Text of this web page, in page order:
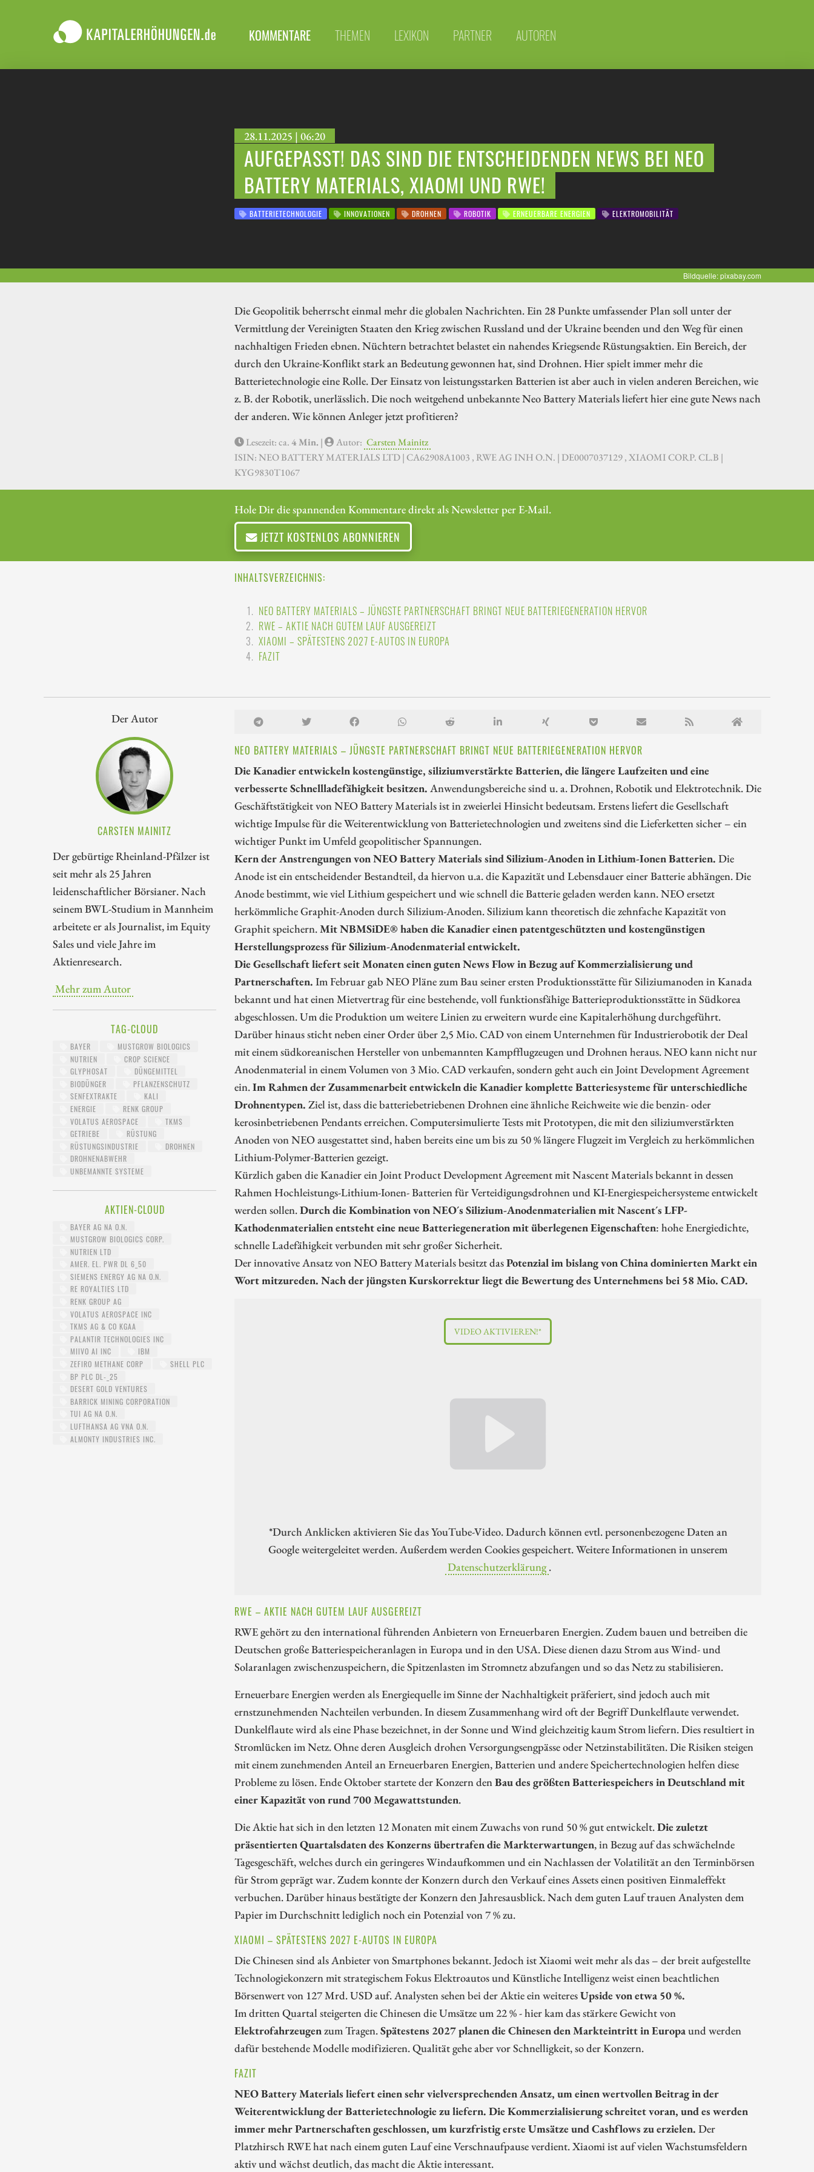
KOMMENTARE THEMEN LEXIKON PARTNER AUTOREN
28.11.2025 | 06:20
AUFGEPASST! DAS SIND DIE ENTSCHEIDENDEN NEWS BEI NEO
BATTERY MATERIALS, XIAOMI UND RWE!
BATTERIETECHNOLOGIE INNOVATIONEN DROHNEN ROBOTIK ERNEUERBARE ENERGIEN ELEKTROMOBILITÄT
Bildquelle: pixabay.com
Die Geopolitik beherrscht einmal mehr die globalen Nachrichten. Ein 28 Punkte umfassender Plan soll unter der
Vermittlung der Vereinigten Staaten den Krieg zwischen Russland und der Ukraine beenden und den Weg für einen
nachhaltigen Frieden ebnen. Nüchtern betrachtet belastet ein nahendes Kriegsende Rüstungsaktien. Ein Bereich, der
durch den Ukraine-Konflikt stark an Bedeutung gewonnen hat, sind Drohnen. Hier spielt immer mehr die
Batterietechnologie eine Rolle. Der Einsatz von leistungsstarken Batterien ist aber auch in vielen anderen Bereichen, wie
z. B. der Robotik, unerlässlich. Die noch weitgehend unbekannte Neo Battery Materials liefert hier eine gute News nach
der anderen. Wie können Anleger jetzt profitieren?
Lesezeit: ca.4 Min. | Autor: Carsten Mainitz
ISIN: NEO BATTERY MATERIALS LTD | CA62908A1003 , RWE AG INH O.N. | DE0007037129 , XIAOMI CORP. CL.B |
KYG9830T1067
Hole Dir die spannenden Kommentare direkt als Newsletter per E-Mail.
JETZT KOSTENLOS ABONNIEREN
INHALTSVERZEICHNIS:
NEO BATTERY MATERIALS – JÜNGSTE PARTNERSCHAFT BRINGT NEUE BATTERIEGENERATION HERVOR
RWE – AKTIE NACH GUTEM LAUF AUSGEREIZT
XIAOMI – SPÄTESTENS 2027 E-AUTOS IN EUROPA
FAZIT
Der Autor
CARSTEN MAINITZ
Der gebürtige Rheinland-Pfälzer ist
seit mehr als 25 Jahren
leidenschaftlicher Börsianer. Nach
seinem BWL-Studium in Mannheim
arbeitete er als Journalist, im Equity
Sales und viele Jahre im
Aktienresearch.
Mehr zum Autor
TAG-CLOUD
BAYER
MUSTGROW BIOLOGICS
NUTRIEN
CROP SCIENCE
GLYPHOSAT
DÜNGEMITTEL
BIODÜNGER
PFLANZENSCHUTZ
SENFEXTRAKTE
KALI
ENERGIE
RENK GROUP
VOLATUS AEROSPACE
TKMS
GETRIEBE
RÜSTUNG
RÜSTUNGSINDUSTRIE
DROHNEN
DROHNENABWEHR
UNBEMANNTE SYSTEME
AKTIEN-CLOUD
BAYER AG NA O.N.
MUSTGROW BIOLOGICS CORP.
NUTRIEN LTD
AMER. EL. PWR DL 6_50
SIEMENS ENERGY AG NA O.N.
RE ROYALTIES LTD
RENK GROUP AG
VOLATUS AEROSPACE INC
TKMS AG & CO KGAA
PALANTIR TECHNOLOGIES INC
MIIVO AI INC
IBM
ZEFIRO METHANE CORP
SHELL PLC
BP PLC DL-_25
DESERT GOLD VENTURES
BARRICK MINING CORPORATION
TUI AG NA O.N.
LUFTHANSA AG VNA O.N.
ALMONTY INDUSTRIES INC.
NEO BATTERY MATERIALS – JÜNGSTE PARTNERSCHAFT BRINGT NEUE BATTERIEGENERATION HERVOR
Die Kanadier entwickeln kostengünstige, siliziumverstärkte Batterien, die längere Laufzeiten und eine
verbesserte Schnellladefähigkeit besitzen. Anwendungsbereiche sind u. a. Drohnen, Robotik und Elektrotechnik. Die
Geschäftstätigkeit von NEO Battery Materials ist in zweierlei Hinsicht bedeutsam. Erstens liefert die Gesellschaft
wichtige Impulse für die Weiterentwicklung von Batterietechnologien und zweitens sind die Lieferketten sicher – ein
wichtiger Punkt im Umfeld geopolitischer Spannungen.
Kern der Anstrengungen von NEO Battery Materials sind Silizium-Anoden in Lithium-Ionen Batterien. Die
Anode ist ein entscheidender Bestandteil, da hiervon u.a. die Kapazität und Lebensdauer einer Batterie abhängen. Die
Anode bestimmt, wie viel Lithium gespeichert und wie schnell die Batterie geladen werden kann. NEO ersetzt
herkömmliche Graphit-Anoden durch Silizium-Anoden. Silizium kann theoretisch die zehnfache Kapazität von
Graphit speichern.Mit NBMSiDE® haben die Kanadier einen patentgeschützten und kostengünstigen
Herstellungsprozess für Silizium-Anodenmaterial entwickelt.
Die Gesellschaft liefert seit Monaten einen guten News Flow in Bezug auf Kommerzialisierung und
Partnerschaften. Im Februar gab NEO Pläne zum Bau seiner ersten Produktionsstätte für Siliziumanoden in Kanada
bekannt und hat einen Mietvertrag für eine bestehende, voll funktionsfähige Batterieproduktionsstätte in Südkorea
abgeschlossen. Um die Produktion um weitere Linien zu erweitern wurde eine Kapitalerhöhung durchgeführt.
Darüber hinaus sticht neben einer Order über 2,5 Mio. CAD von einem Unternehmen für Industrierobotik der Deal
mit einem südkoreanischen Hersteller von unbemannten Kampfflugzeugen und Drohnen heraus. NEO kann nicht nur
Anodenmaterial in einem Volumen von 3 Mio. CAD verkaufen, sondern geht auch ein Joint Development Agreement
ein.Im Rahmen der Zusammenarbeit entwickeln die Kanadier komplette Batteriesysteme für unterschiedliche
Drohnentypen. Ziel ist, dass die batteriebetriebenen Drohnen eine ähnliche Reichweite wie die benzin- oder
kerosinbetriebenen Pendants erreichen. Computersimulierte Tests mit Prototypen, die mit den siliziumverstärkten
Anoden von NEO ausgestattet sind, haben bereits eine um bis zu 50 % längere Flugzeit im Vergleich zu herkömmlichen
Lithium-Polymer-Batterien gezeigt.
Kürzlich gaben die Kanadier ein Joint Product Development Agreement mit Nascent Materials bekannt in dessen
Rahmen Hochleistungs-Lithium-Ionen- Batterien für Verteidigungsdrohnen und KI-Energiespeichersysteme entwickelt
werden sollen.Durch die Kombination von NEO´s Silizium-Anodenmaterialien mit Nascent´s LFP-
Kathodenmaterialien entsteht eine neue Batteriegeneration mit überlegenen Eigenschaften: hohe Energiedichte,
schnelle Ladefähigkeit verbunden mit sehr großer Sicherheit.
Der innovative Ansatz von NEO Battery Materials besitzt dasPotenzial im bislang von China dominierten Markt ein
Wort mitzureden. Nach der jüngsten Kurskorrektur liegt die Bewertung des Unternehmens bei 58 Mio. CAD.
VIDEO AKTIVIEREN!*
*Durch Anklicken aktivieren Sie das YouTube-Video. Dadurch können evtl. personenbezogene Daten an
Google weitergeleitet werden. Außerdem werden Cookies gespeichert. Weitere Informationen in unserem
Datenschutzerklärung .
RWE – AKTIE NACH GUTEM LAUF AUSGEREIZT
RWE gehört zu den international führenden Anbietern von Erneuerbaren Energien. Zudem bauen und betreiben die
Deutschen große Batteriespeicheranlagen in Europa und in den USA. Diese dienen dazu Strom aus Wind- und
Solaranlagen zwischenzuspeichern, die Spitzenlasten im Stromnetz abzufangen und so das Netz zu stabilisieren.
Erneuerbare Energien werden als Energiequelle im Sinne der Nachhaltigkeit präferiert, sind jedoch auch mit
ernstzunehmenden Nachteilen verbunden. In diesem Zusammenhang wird oft der Begriff Dunkelflaute verwendet.
Dunkelflaute wird als eine Phase bezeichnet, in der Sonne und Wind gleichzeitig kaum Strom liefern. Dies resultiert in
Stromlücken im Netz. Ohne deren Ausgleich drohen Versorgungsengpässe oder Netzinstabilitäten. Die Risiken steigen
mit einem zunehmenden Anteil an Erneuerbaren Energien, Batterien und andere Speichertechnologien helfen diese
Probleme zu lösen. Ende Oktober startete der Konzern denBau des größten Batteriespeichers in Deutschland mit
einer Kapazität von rund 700 Megawattstunden.
Die Aktie hat sich in den letzten 12 Monaten mit einem Zuwachs von rund 50 % gut entwickelt.Die zuletzt
präsentierten Quartalsdaten des Konzerns übertrafen die Markterwartungen, in Bezug auf das schwächelnde
Tagesgeschäft, welches durch ein geringeres Windaufkommen und ein Nachlassen der Volatilität an den Terminbörsen
für Strom geprägt war. Zudem konnte der Konzern durch den Verkauf eines Assets einen positiven Einmaleffekt
verbuchen. Darüber hinaus bestätigte der Konzern den Jahresausblick. Nach dem guten Lauf trauen Analysten dem
Papier im Durchschnitt lediglich noch ein Potenzial von 7 % zu.
XIAOMI – SPÄTESTENS 2027 E-AUTOS IN EUROPA
Die Chinesen sind als Anbieter von Smartphones bekannt. Jedoch ist Xiaomi weit mehr als das – der breit aufgestellte
Technologiekonzern mit strategischem Fokus Elektroautos und Künstliche Intelligenz weist einen beachtlichen
Börsenwert von 127 Mrd. USD auf. Analysten sehen bei der Aktie ein weiteresUpside von etwa 50 %.
Im dritten Quartal steigerten die Chinesen die Umsätze um 22 % - hier kam das stärkere Gewicht von
Elektrofahrzeugenzum Tragen.Spätestens 2027 planen die Chinesen den Markteintritt in Europaund werden
dafür bestehende Modelle modifizieren. Qualität gehe aber vor Schnelligkeit, so der Konzern.
FAZIT
NEO Battery Materials liefert einen sehr vielversprechenden Ansatz, um einen wertvollen Beitrag in der
Weiterentwicklung der Batterietechnologie zu liefern. Die Kommerzialisierung schreitet voran, und es werden
immer mehr Partnerschaften geschlossen, um kurzfristig erste Umsätze und Cashflows zu erzielen. Der
Platzhirsch RWE hat nach einem guten Lauf eine Verschnaufpause verdient. Xiaomi ist auf vielen Wachstumsfeldern
aktiv und wächst deutlich, das macht die Aktie interessant.